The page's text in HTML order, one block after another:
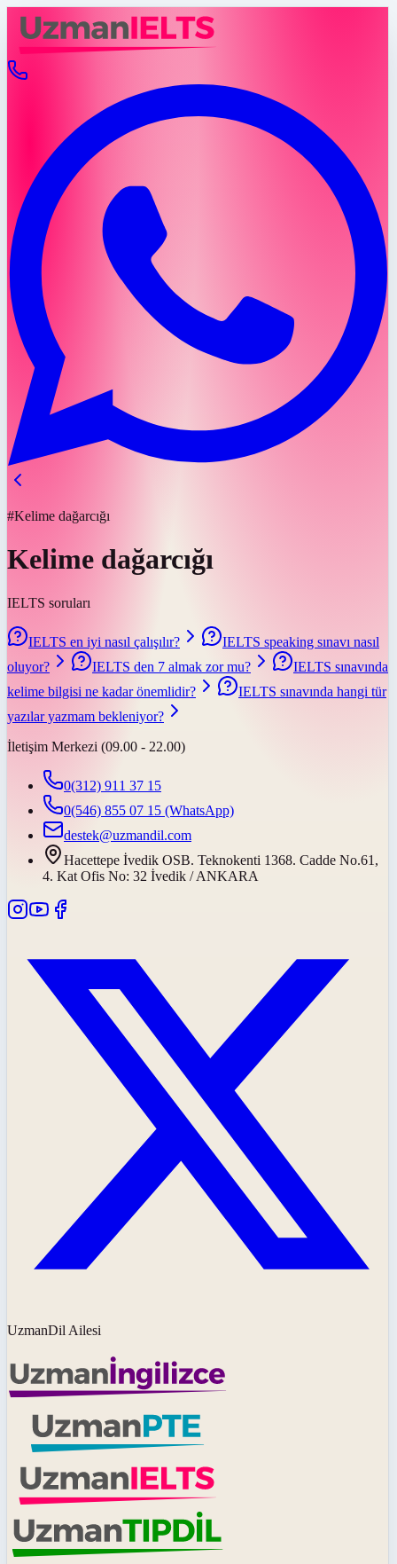
#Kelime dağarcığı
Kelime dağarcığı
IELTS soruları
IELTS en iyi nasıl çalışılır?
IELTS speaking sınavı nasıl
oluyor?
IELTS den 7 almak zor mu?
IELTS sınavında
kelime bilgisi ne kadar önemlidir?
IELTS sınavında hangi tür
yazılar yazmam bekleniyor?
İletişim Merkezi (09.00 - 22.00)
0(312) 911 37 15
0(546) 855 07 15 (WhatsApp)
destek@uzmandil.com
Hacettepe İvedik OSB. Teknokenti 1368. Cadde No.61,
4. Kat Ofis No: 32 İvedik / ANKARA
UzmanDil Ailesi